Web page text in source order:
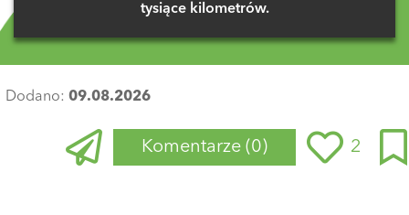
tysiące kilometrów.
Dodano: 09.08.2026
Komentarze (0) 2